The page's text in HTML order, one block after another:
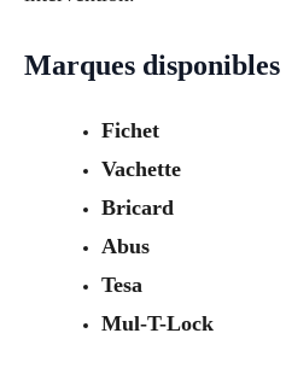
Marques disponibles
Fichet
Vachette
Bricard
Abus
Tesa
Mul-T-Lock